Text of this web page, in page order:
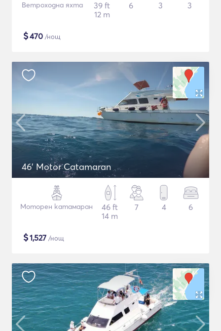
Ветроходна яхта
39 ft
12 m
6 3 3
$470 /нощ
46' Motor Catamaran
Моторен катамаран
46 ft
14 m
7 4 6
$1,527 /нощ